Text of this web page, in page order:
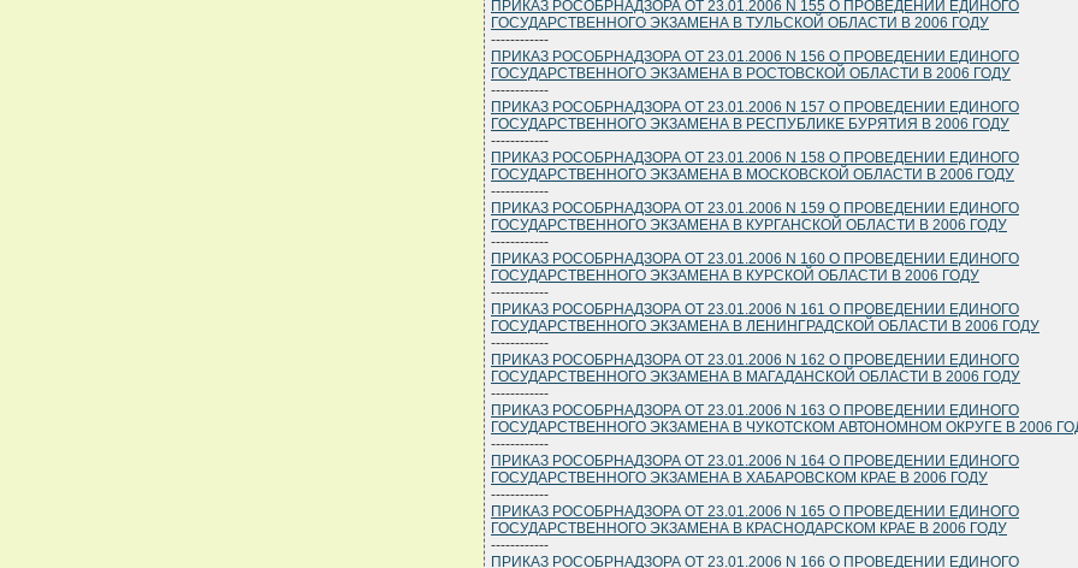
ПРИКАЗ РОСОБРНАДЗОРА ОТ 23.01.2006 N 155 О ПРОВЕДЕНИИ ЕДИНОГО
ГОСУДАРСТВЕННОГО ЭКЗАМЕНА В ТУЛЬСКОЙ ОБЛАСТИ В 2006 ГОДУ
------------
ПРИКАЗ РОСОБРНАДЗОРА ОТ 23.01.2006 N 156 О ПРОВЕДЕНИИ ЕДИНОГО
ГОСУДАРСТВЕННОГО ЭКЗАМЕНА В РОСТОВСКОЙ ОБЛАСТИ В 2006 ГОДУ
------------
ПРИКАЗ РОСОБРНАДЗОРА ОТ 23.01.2006 N 157 О ПРОВЕДЕНИИ ЕДИНОГО
ГОСУДАРСТВЕННОГО ЭКЗАМЕНА В РЕСПУБЛИКЕ БУРЯТИЯ В 2006 ГОДУ
------------
ПРИКАЗ РОСОБРНАДЗОРА ОТ 23.01.2006 N 158 О ПРОВЕДЕНИИ ЕДИНОГО
ГОСУДАРСТВЕННОГО ЭКЗАМЕНА В МОСКОВСКОЙ ОБЛАСТИ В 2006 ГОДУ
------------
ПРИКАЗ РОСОБРНАДЗОРА ОТ 23.01.2006 N 159 О ПРОВЕДЕНИИ ЕДИНОГО
ГОСУДАРСТВЕННОГО ЭКЗАМЕНА В КУРГАНСКОЙ ОБЛАСТИ В 2006 ГОДУ
------------
ПРИКАЗ РОСОБРНАДЗОРА ОТ 23.01.2006 N 160 О ПРОВЕДЕНИИ ЕДИНОГО
ГОСУДАРСТВЕННОГО ЭКЗАМЕНА В КУРСКОЙ ОБЛАСТИ В 2006 ГОДУ
------------
ПРИКАЗ РОСОБРНАДЗОРА ОТ 23.01.2006 N 161 О ПРОВЕДЕНИИ ЕДИНОГО
ГОСУДАРСТВЕННОГО ЭКЗАМЕНА В ЛЕНИНГРАДСКОЙ ОБЛАСТИ В 2006 ГОДУ
------------
ПРИКАЗ РОСОБРНАДЗОРА ОТ 23.01.2006 N 162 О ПРОВЕДЕНИИ ЕДИНОГО
ГОСУДАРСТВЕННОГО ЭКЗАМЕНА В МАГАДАНСКОЙ ОБЛАСТИ В 2006 ГОДУ
------------
ПРИКАЗ РОСОБРНАДЗОРА ОТ 23.01.2006 N 163 О ПРОВЕДЕНИИ ЕДИНОГО
ГОСУДАРСТВЕННОГО ЭКЗАМЕНА В ЧУКОТСКОМ АВТОНОМНОМ ОКРУГЕ В 2006
------------
ПРИКАЗ РОСОБРНАДЗОРА ОТ 23.01.2006 N 164 О ПРОВЕДЕНИИ ЕДИНОГО
ГОСУДАРСТВЕННОГО ЭКЗАМЕНА В ХАБАРОВСКОМ КРАЕ В 2006 ГОДУ
------------
ПРИКАЗ РОСОБРНАДЗОРА ОТ 23.01.2006 N 165 О ПРОВЕДЕНИИ ЕДИНОГО
ГОСУДАРСТВЕННОГО ЭКЗАМЕНА В КРАСНОДАРСКОМ КРАЕ В 2006 ГОДУ
------------
ПРИКАЗ РОСОБРНАДЗОРА ОТ 23.01.2006 N 166 О ПРОВЕДЕНИИ ЕДИНОГО